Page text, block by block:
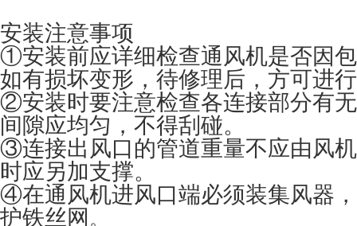
安装注意事项
①安装前应详细检查通风机是否因
如有损坏变形，待修理后，方可进
②安装时要注意检查各连接部分有
间隙应均匀，不得刮碰。
③连接出风口的管道重量不应由风
时应另加支撑。
④在通风机进风口端必须装集风器
护铁丝网 。